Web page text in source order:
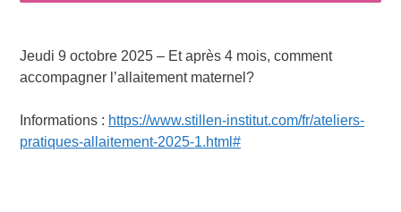
Jeudi 9 octobre 2025 – Et après 4 mois, comment
accompagner l’allaitement maternel?
Informations : https://www.stillen-institut.com/fr/ateliers-
pratiques-allaitement-2025-1.html#